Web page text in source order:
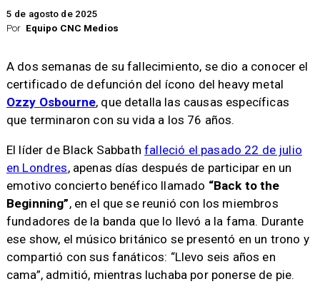
Por Equipo CNC Medios
5 de agosto de 2025
A dos semanas de su fallecimiento, se dio a conocer el
certificado de defunción del ícono del heavy metal
Ozzy Osbourne, que detalla las causas específicas
que terminaron con su vida a los 76 años.
El líder de Black Sabbathfalleció el pasado 22 de julio
en Londres, apenas días después de participar en un
emotivo concierto benéfico llamado “Back to the
Beginning”, en el que se reunió con los miembros
fundadores de la banda que lo llevó a la fama. Durante
ese show, el músico británico se presentó en un trono y
compartió con sus fanáticos: “Llevo seis años en
cama”, admitió, mientras luchaba por ponerse de pie.